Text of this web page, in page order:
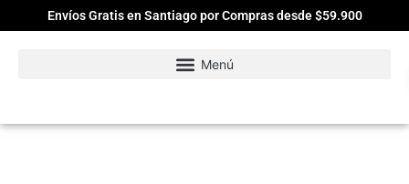
Envíos Gratis en Santiago por Compras desde $59.900